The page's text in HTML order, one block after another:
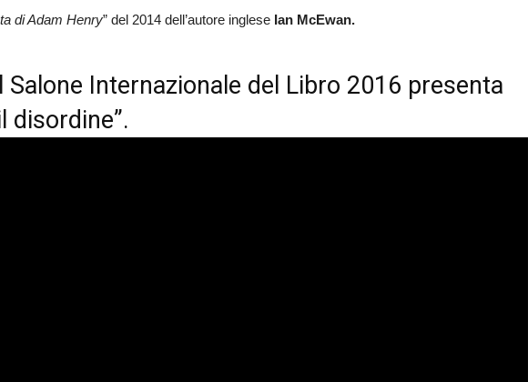
di Adam Henry” del 2014 dell’autore inglese Ian McEwan.
Salone Internazionale del Libro 2016 presenta
disordine”.